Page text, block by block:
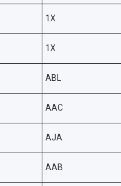
1X
1X
ABL
AAC
AJA
AAB